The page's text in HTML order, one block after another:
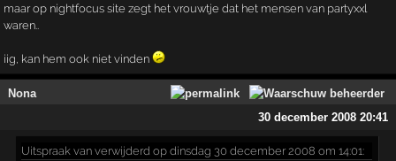
maar op nightfocus site zegt het vrouwtje dat het mensen van partyxxl
waren..
iig, kan hem ook niet vinden
Nona
30 december 2008 20:41
Uitspraak van verwijderd op dinsdag 30 december 2008 om 14:01: